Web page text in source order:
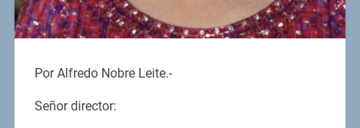
Por Alfredo Nobre Leite.-
Señor director: